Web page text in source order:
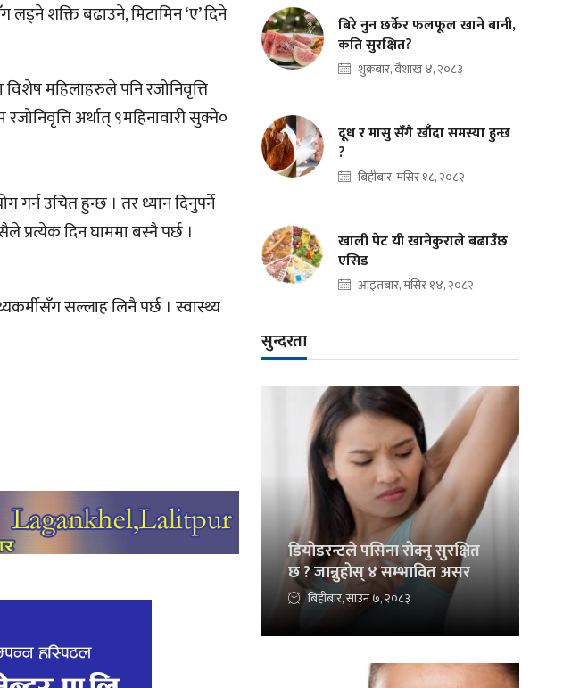
लड्ने शक्ति बढाउने, मिटामिन ‘ए’ दिने
विशेष महिलाहरुले पनि रजोनिवृत्ति
अर्थात् ९महिनावारी सुक्ने०
गर्न उचित हुन्छ । तर ध्यान दिनुपर्ने
प्रत्येक दिन घाममा बस्नै पर्छ ।
सल्लाह लिनै पर्छ । स्वास्थ्य
बिरे नुन छर्केर फलफूल खाने बानी,
कति सुरक्षित?
शुक्रबार, वैशाख ४, २०८३
दूध र मासु सँगै खाँदा समस्या हुन्छ
?
बिहीबार, मंसिर १८, २०८२
खाली पेट यी खानेकुराले बढाउँछ
एसिड
आइतबार, मंसिर १४, २०८२
सुन्दरता
डियोडरन्टले पसिना रोक्नु सुरक्षित
छ ? जान्नुहोस् ४ सम्भावित असर
बिहीबार, साउन ७, २०८३